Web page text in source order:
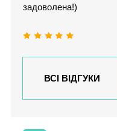
задоволена!)
ВСІ ВІДГУКИ